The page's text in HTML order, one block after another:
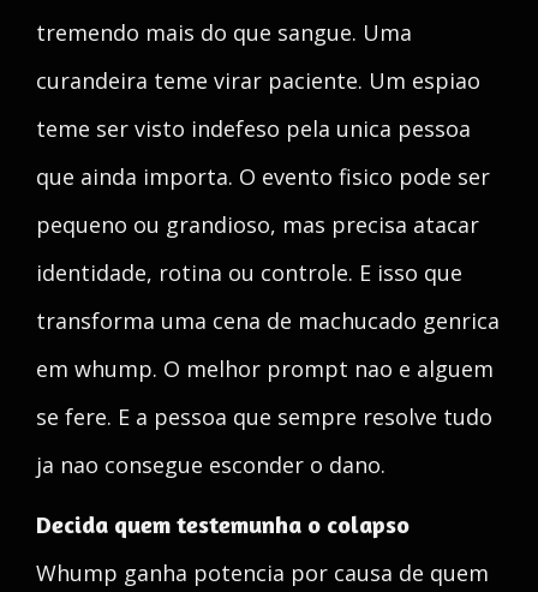
tremendo mais do que sangue. Uma
curandeira teme virar paciente. Um espiao
teme ser visto indefeso pela unica pessoa
que ainda importa. O evento fisico pode ser
pequeno ou grandioso, mas precisa atacar
identidade, rotina ou controle. E isso que
transforma uma cena de machucado genrica
em whump. O melhor prompt nao e alguem
se fere. E a pessoa que sempre resolve tudo
ja nao consegue esconder o dano.
Decida quem testemunha o colapso
Whump ganha potencia por causa de quem